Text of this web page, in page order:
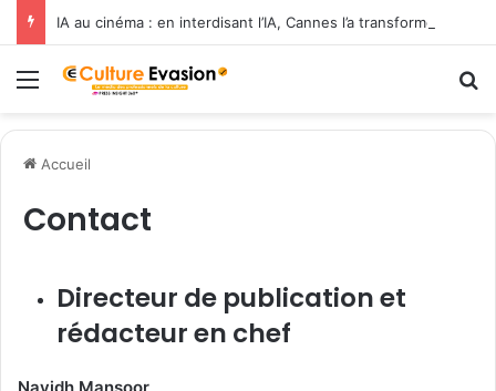
Menu
Accueil
Contact
Directeur de publication et
rédacteur en chef
Navidh Mansoor